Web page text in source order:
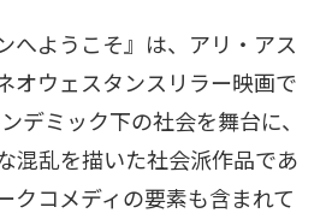
へようこそ』は、アリ・アス
オウェスタンスリラー映画で
デミック下の社会を舞台に、
混乱を描いた社会派作品であ
クコメディの要素も含まれて